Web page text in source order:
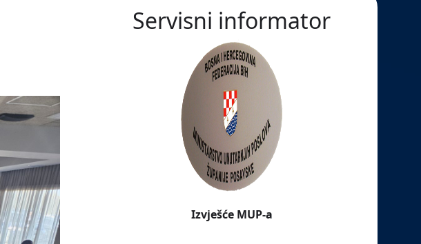
Servisni informator
Izvješće MUP-a